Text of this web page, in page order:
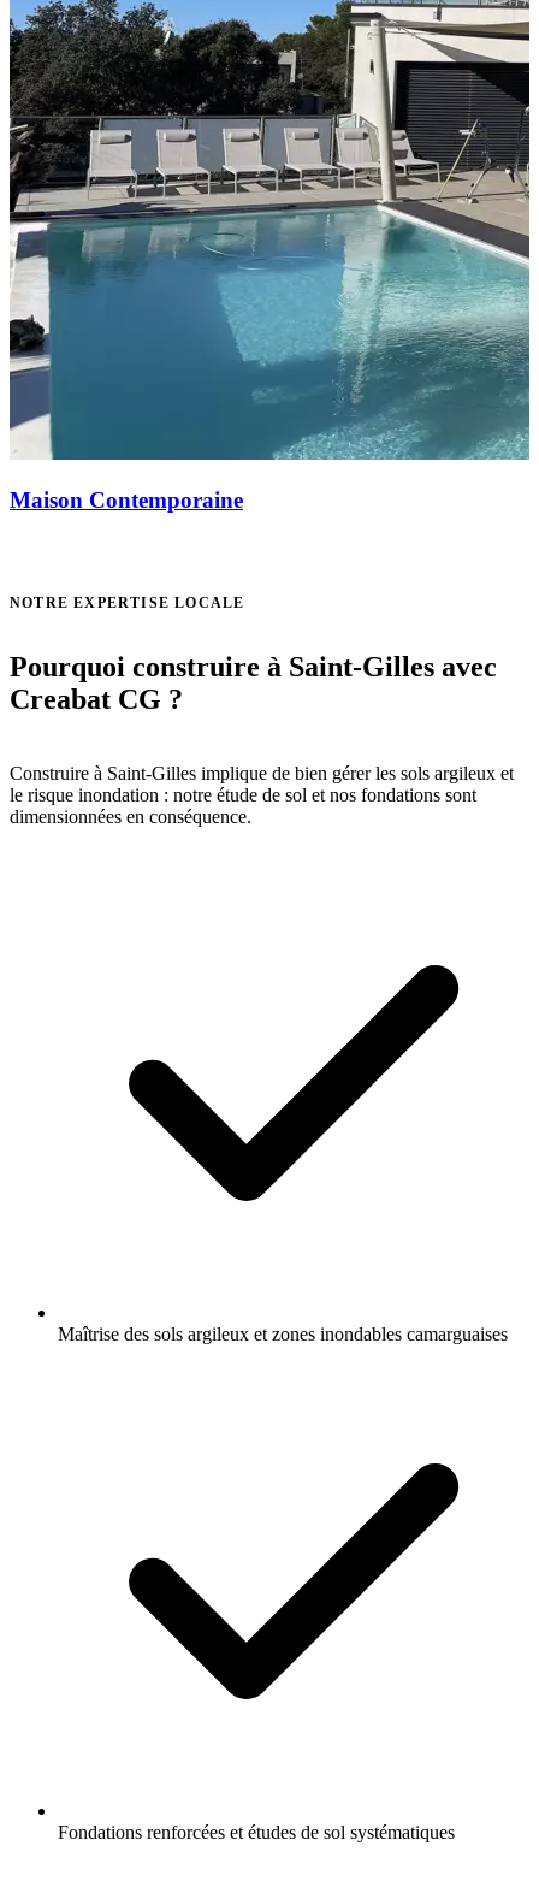
Maison Contemporaine
NOTRE EXPERTISE LOCALE
Pourquoi construire à Saint-Gilles avec
Creabat CG ?
Construire à Saint-Gilles implique de bien gérer les sols argileux et
le risque inondation : notre étude de sol et nos fondations sont
dimensionnées en conséquence.
Maîtrise des sols argileux et zones inondables camarguaises
Fondations renforcées et études de sol systématiques